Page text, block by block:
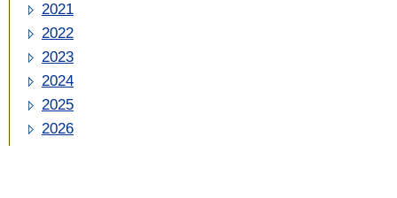
2021
2022
2023
2024
2025
2026